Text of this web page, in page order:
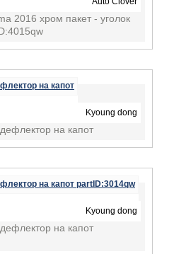
2016 хром пакет - уголок
Kyoung dong
на капот
Kyoung dong
на капот